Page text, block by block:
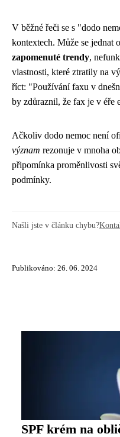
V běžné řeči se s "dodo
kontextech. Může se jednat o
zapomenuté trendy,
vlastnosti, které ztratily na
říct: "Používání faxu v
by zdůraznil, že fax je v éře
Ačkoliv dodo nemoc není
význam rezonuje v mnoha
připomínka proměnlivosti
podmínky.
Našli jste v článku chybu?
Publikováno: 26. 06. 2024
SPF krém na